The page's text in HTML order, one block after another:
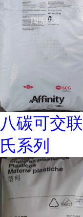
八碳可交
氏系列